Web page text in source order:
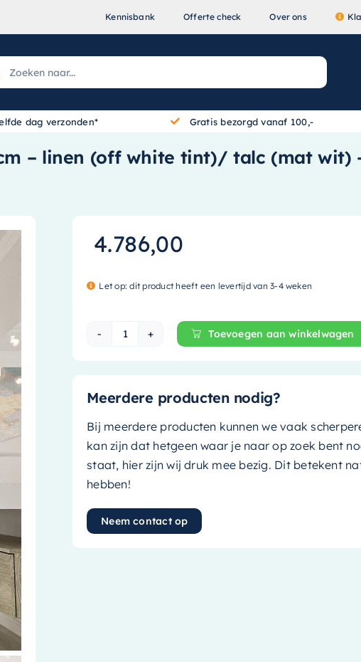
Kennisbank Offerte check Over ons
dag verzonden* Gratis bezorgd vanaf 100,-
– linen (off white tint)/ talc (mat wit)
4.786,00
Let op: dit product heeft een levertijd van 3-4 weken
Mondiaz Vrijstaand bad Holm Design -
Toevoegen aan winkelwagen
Meerdere producten nodig?
Bij meerdere producten kunnen we vaak
kan zijn dat hetgeen waar je naar op zoek bent
staat, hier zijn wij druk mee bezig. Dit betekent
hebben!
Neem contact op